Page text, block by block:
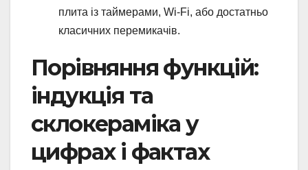
плита із таймерами, Wi-Fi, або достатньо
класичних перемикачів.
Порівняння функцій:
індукція та
склокераміка у
цифрах і фактах